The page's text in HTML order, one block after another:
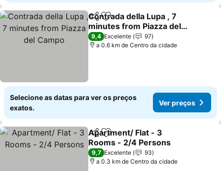
PartilharAdicionar aos favoritos
Contrada della Lupa , 7
minutes from Piazza del
Campo
9,4 Excelente
97
a 0.6 km de Centro da cidade
Selecione as datas para ver os preços
exatos.
Ver preços
PartilharAdicionar aos favoritos
Apartment/ Flat - 3
Rooms - 2/4 Persons
9,7 Excelente
93
a 0.3 km de Centro da cidade